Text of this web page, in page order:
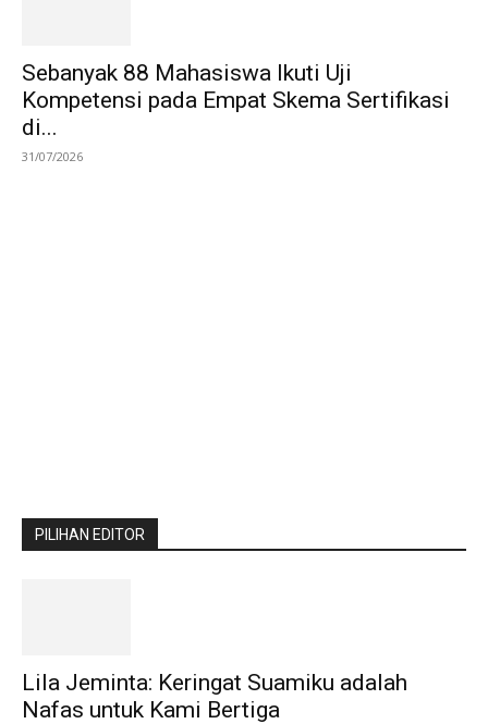
Sebanyak 88 Mahasiswa Ikuti Uji
Kompetensi pada Empat Skema Sertifikasi
di...
31/07/2026
PILIHAN EDITOR
Lila Jeminta: Keringat Suamiku adalah
Nafas untuk Kami Bertiga